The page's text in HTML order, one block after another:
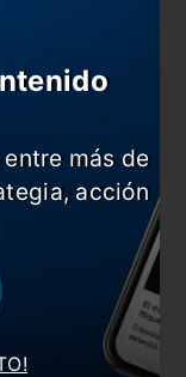
“advirtió que
, ya que
hábitos de
“la reunión
sorprendido”.
más de
acción